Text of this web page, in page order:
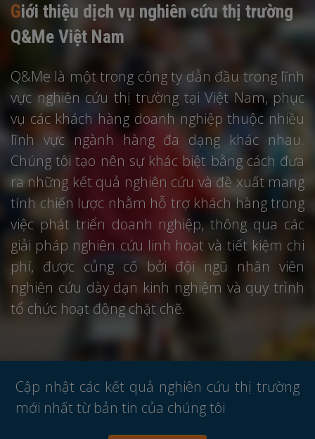
Giới thiệu dịch vụ nghiên cứu thị trường
Q&Me Việt Nam
Q&Me là một trong công ty dẫn đầu trong lĩnh
vực nghiên cứu thị trường tại Việt Nam, phục
vụ các khách hàng doanh nghiệp thuộc nhiều
lĩnh vực ngành hàng đa dạng khác nhau.
Chúng tôi tạo nên sự khác biệt bằng cách đưa
ra những kết quả nghiên cứu và đề xuất mang
tính chiến lược nhằm hỗ trợ khách hàng trong
việc phát triển doanh nghiệp, thông qua các
giải pháp nghiên cứu linh hoạt và tiết kiệm chi
phí, được củng cố bởi đội ngũ nhân viên
nghiên cứu dày dạn kinh nghiệm và quy trình
tổ chức hoạt động chặt chẽ.
Cập nhật các kết quả nghiên cứu thị trường
mới nhất từ bản tin của chúng tôi